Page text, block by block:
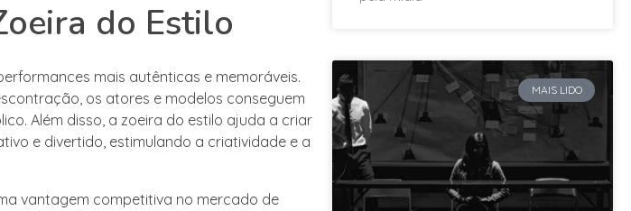
do Estilo
mais autênticas e memoráveis.
os atores e modelos conseguem
Além disso, a zoeira do estilo ajuda a criar
e divertido, estimulando a criatividade e a
vantagem competitiva no mercado de
MAIS LIDO